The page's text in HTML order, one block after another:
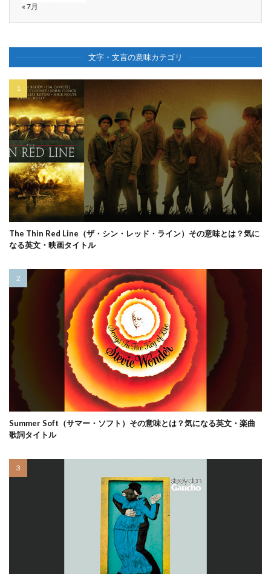
« 7月
文字・文言の意味カテゴリ
The Thin Red Line（ザ・シン・レッド・ライン）その意味とは？気に
なる英文・映画タイトル
Summer Soft（サマー・ソフト）その意味とは？気になる英文・楽曲
歌詞タイトル